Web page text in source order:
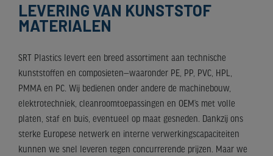
LEVERING VAN KUNSTSTOF
MATERIALEN
SRT Plastics levert een breed assortiment aan technische
kunststoffen en composieten—waaronder PE, PP, PVC, HPL,
PMMA en PC. Wij bedienen onder andere de machinebouw,
elektrotechniek, cleanroomtoepassingen en OEM’s met volle
platen, staf en buis, eventueel op maat gesneden. Dankzij ons
sterke Europese netwerk en interne verwerkingscapaciteiten
kunnen we snel leveren tegen concurrerende prijzen. Maar we